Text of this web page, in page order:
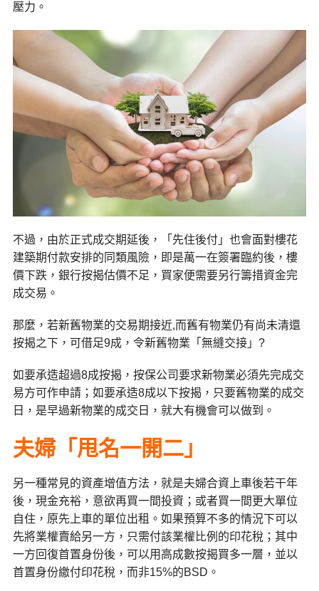
壓力。
不過，由於正式成交期延後，「先住後付」也會面對樓花
建築期付款安排的同類風險，即是萬一在簽署臨約後，樓
價下跌，銀行按揭估價不足，買家便需要另行籌措資金完
成交易。
那麼，若新舊物業的交易期接近,而舊有物業仍有尚未清還
按揭之下，可借足9成，令新舊物業「無縫交接」?
如要承造超過8成按揭，按保公司要求新物業必須先完成交
易方可作申請；如要承造8成以下按揭，只要舊物業的成交
日，是早過新物業的成交日，就大有機會可以做到。
夫婦「甩名一開二」
另一種常見的資產增值方法，就是夫婦合資上車後若干年
後，現金充裕，意欲再買一間投資；或者買一間更大單位
自住，原先上車的單位出租。如果預算不多的情況下可以
先將業權賣給另一方，只需付該業權比例的印花稅；其中
一方回復首置身份後，可以用高成數按揭買多一層，並以
首置身份繳付印花稅，而非15%的BSD。